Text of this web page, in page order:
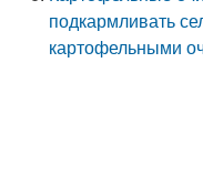
подкармливать
картофельными